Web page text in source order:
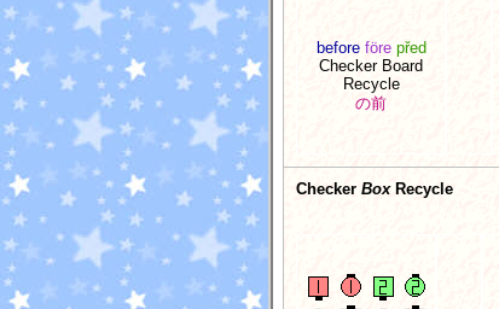
before före před
Checker Board
Recycle
の前
Checker BoxRecycle